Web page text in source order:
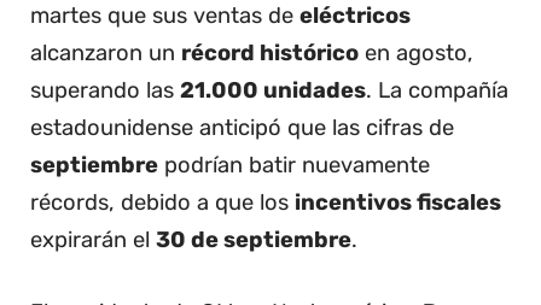
martes que sus ventas de eléctricos
alcanzaron un récord histórico en agosto,
superando las 21.000 unidades. La compañía
estadounidense anticipó que las cifras de
septiembre podrían batir nuevamente
récords, debido a que los incentivos fiscales
expirarán el 30 de septiembre.